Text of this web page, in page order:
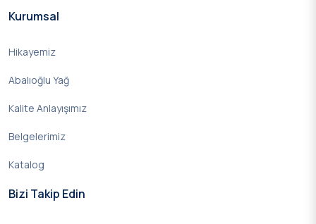
Kurumsal
Hikayemiz
Abalıoğlu Yağ
Kalite Anlayışımız
Belgelerimiz
Katalog
Bizi Takip Edin